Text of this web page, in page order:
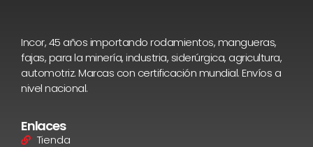
Incor, 45 años importando rodamientos, mangueras,
fajas, para la minería, industria, siderúrgica, agricultura,
automotriz. Marcas con certificación mundial. Envíos a
nivel nacional.
Enlaces
Tienda